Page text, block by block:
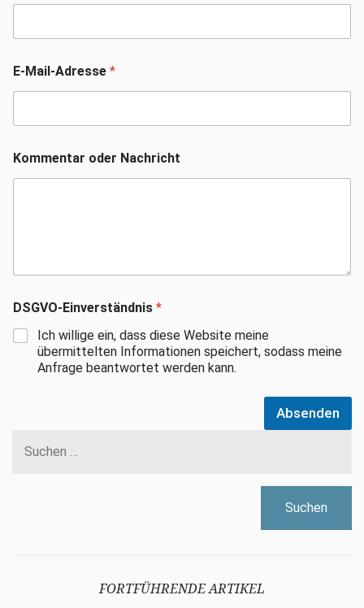
E-Mail-Adresse *
Kommentar oder Nachricht
DSGVO-Einverständnis *
Ich willige ein, dass diese Website meine
übermittelten Informationen speichert, sodass meine
Anfrage beantwortet werden kann.
Absenden
FORTFÜHRENDE ARTIKEL